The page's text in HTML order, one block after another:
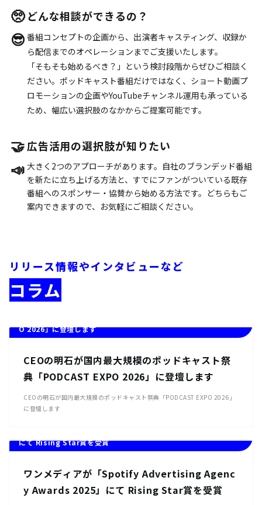
🥺どんな相談ができるの？
😎 番組コンセプトの企画から、出演者キャスティング、収録か
ら配信までのオペレーションまでご支援いたします。
「そもそも始めるべき？」という検討段階からぜひご相談く
ださい。ポッドキャスト番組だけではなく、ショート動画プ
ロモーションの企画やYouTubeチャンネル運用も承っている
ため、幅広い選択肢のなかからご提案可能です。
🤝広告活用の選択肢が知りたい
📣 大きく2つのアプローチがあります。自社のブランデッド番組
を新たに立ち上げる方法と、すでにファンがついている既存
番組へのスポンサー・協賛から始める方法です。どちらもご
案内できますので、お気軽にご相談ください。
リリース情報やインタビューなど
コラム
O 2026」に登壇します
CEOの明石が国内最大規模のポッドキャスト祭
典「PODCAST EXPO 2026」に登壇します
CEOの明石が国内最大規模のポッドキャスト祭典「PODCAST EXPO 2026」
に登壇します
にて Rising Star賞を受賞
ワンメディアが「Spotify Advertising Agenc
y Awards 2025」にて Rising Star賞を受賞